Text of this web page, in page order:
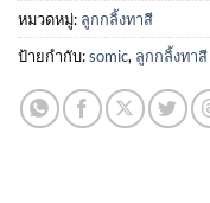
หมวดหมู่: ลูกกลิ้งทาสี
ป้ายกำกับ:somic, ลูกกลิ้งทาสี